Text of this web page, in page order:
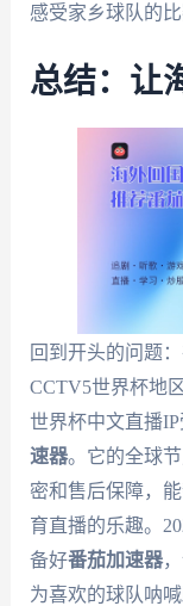
感受家乡球队的比
总结：让
回到开头的问题
CCTV5世界杯地
世界杯中文直播
速器。它的全球
密和售后保障，
育直播的乐趣。
备好番茄加速器
为喜欢的球队呐喊